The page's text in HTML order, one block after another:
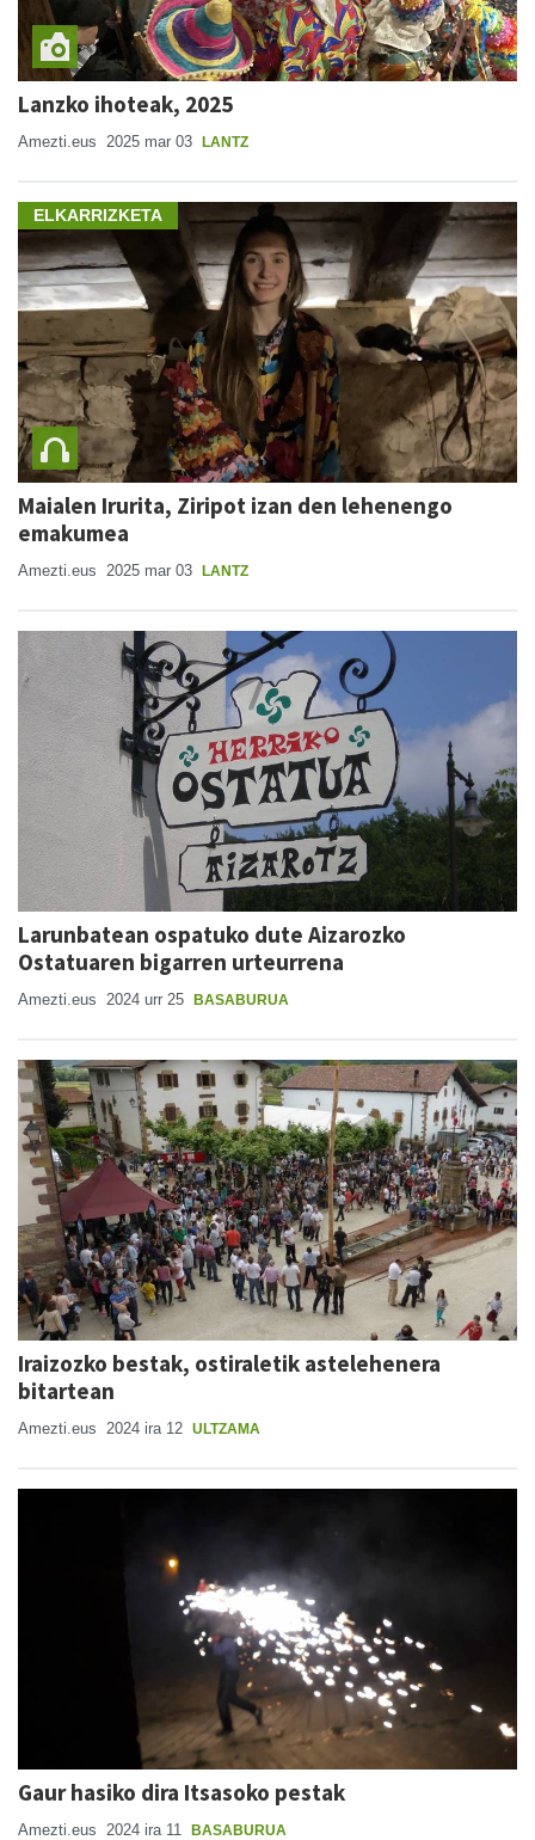
Lanzko ihoteak, 2025
Amezti.eus 2025 mar 03 LANTZ
ELKARRIZKETA
Maialen Irurita, Ziripot izan den lehenengo
emakumea
Amezti.eus 2025 mar 03 LANTZ
Larunbatean ospatuko dute Aizarozko
Ostatuaren bigarren urteurrena
Amezti.eus 2024 urr 25 BASABURUA
Iraizozko bestak, ostiraletik astelehenera
bitartean
Amezti.eus 2024 ira 12 ULTZAMA
Gaur hasiko dira Itsasoko pestak
Amezti.eus 2024 ira 11 BASABURUA